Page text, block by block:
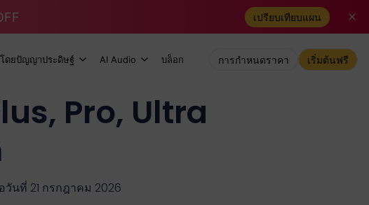
เปรียบเทียบแผน
ดยปัญญาประดิษฐ์ AI Audio บล็อก การกำหนดราคา เริ่มต้นฟรี
Pro, Ultra
วันที่ 21 กรกฎาคม 2026